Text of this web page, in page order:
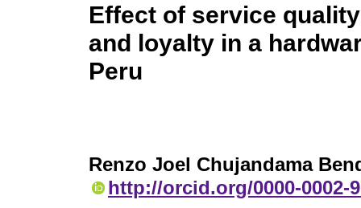
Effect of service
and loyalty in a
Peru
Renzo Joel Chujandama
http://orcid.org/0000-0002-